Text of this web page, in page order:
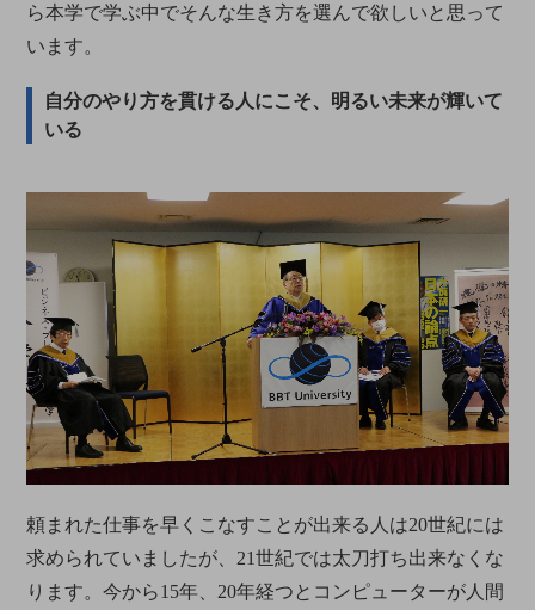
ら本学で学ぶ中でそんな生き方を選んで欲しいと思って
います。
自分のやり方を貫ける人にこそ、明るい未来が輝いて
いる
頼まれた仕事を早くこなすことが出来る人は20世紀には
求められていましたが、21世紀では太刀打ち出来なくな
ります。今から15年、20年経つとコンピューターが人間